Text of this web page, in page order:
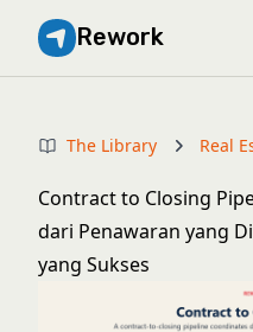
Rework
The Library Real
Contract to Closing
dari Penawaran yang
yang Sukses